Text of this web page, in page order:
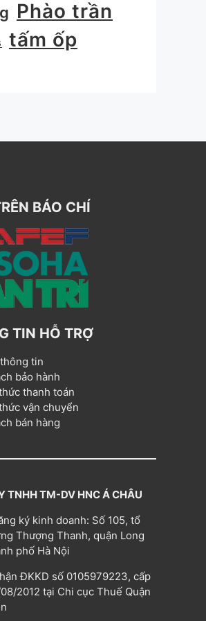
Phào trần
tấm ốp
BÁO CHÍ
TIN HỖ TRỢ
tin
bảo hành
thanh toán
vận chuyển
bán hàng
TNHH TM-DV HNC Á CHÂU
ký kinh doanh: Số 105, tổ
Thượng Thanh, quận Long
phố Hà Nội
ĐKKD số 0105979223, cấp
2012 tại Chi cục Thuế Quận